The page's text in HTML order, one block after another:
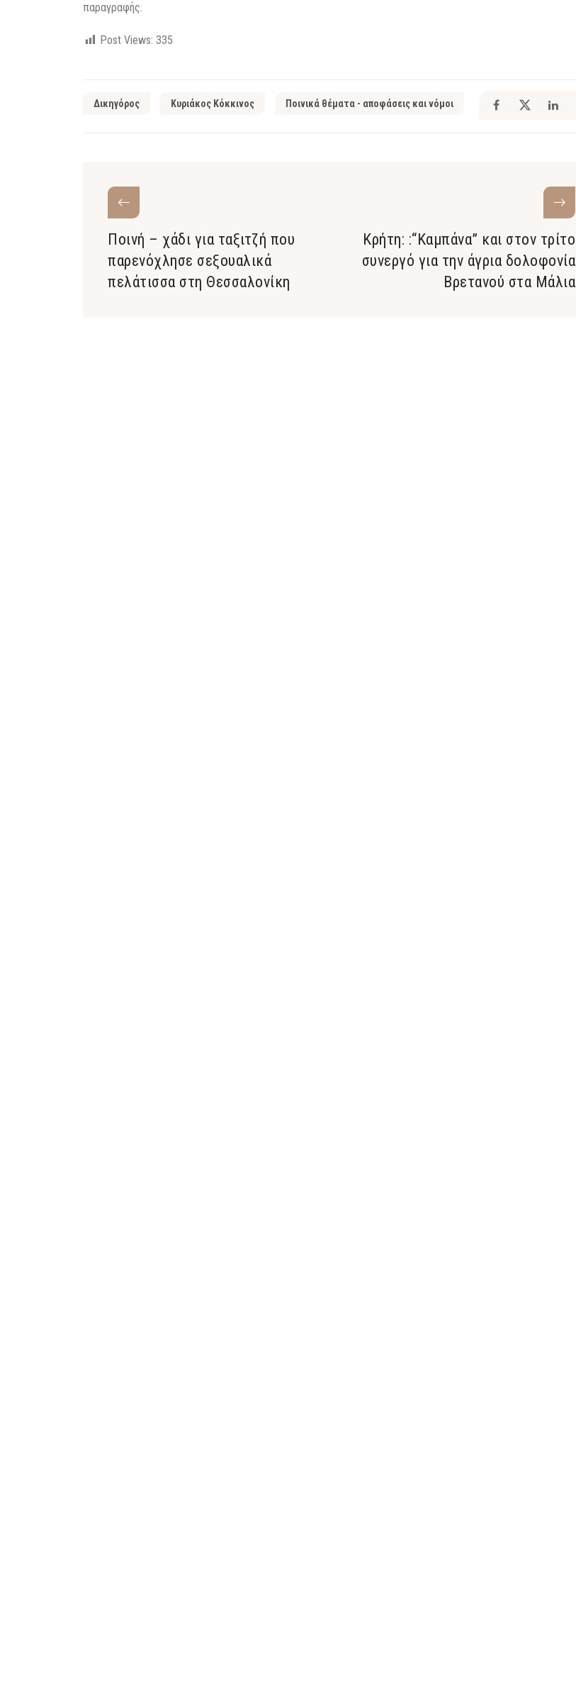
παραγραφής.
Post Views: 335
Δικηγόρος Κυριάκος Κόκκινος Ποινικά θέματα - αποφάσεις και νόμοι
Ποινή – χάδι για ταξιτζή που
παρενόχλησε σεξουαλικά
πελάτισσα στη Θεσσαλονίκη
Κρήτη: :“Καμπάνα” και στον τρίτο
συνεργό για την άγρια δολοφονία
Βρετανού στα Μάλια